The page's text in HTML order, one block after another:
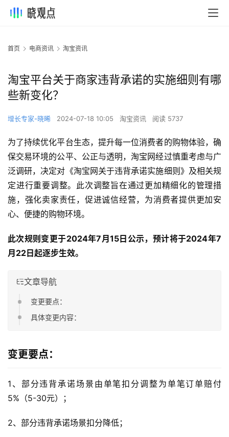
首页 电商资讯 淘宝资讯
淘宝平台关于商家违背承诺的实施细则有哪
些新变化？
增长专家-晓晞 2024-07-18 10:05 淘宝资讯 阅读 5737
为了持续优化平台生态，提升每一位消费者的购物体验，确
保交易环境的公平、公正与透明，淘宝网经过慎重考虑与广
泛调研，决定对《淘宝网关于违背承诺实施细则》及相关规
定进行重要调整。此次调整旨在通过更加精细化的管理措
施，强化卖家责任，促进诚信经营，为消费者提供更加安
心、便捷的购物环境。
此次规则变更于2024年7月15日公示，预计将于2024年7
月22日起逐步生效。
文章导航
变更要点：
具体变更内容：
变更要点：
1、部分违背承诺场景由单笔扣分调整为单笔订单赔付
5%（5-30元）；
2、部分违背承诺场景扣分降低；